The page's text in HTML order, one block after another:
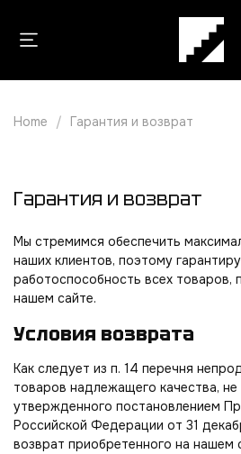
Home Гарантия и возврат
Гарантия и возврат
Мы стремимся обеспечить
наших клиентов, поэтому
работоспособность всех товаров,
нашем сайте.
Условия возврата
Как следует из п. 14 перечня
товаров надлежащего качества,
утвержденного постановлением
Российской Федерации от 31
возврат приобретенного на нашем